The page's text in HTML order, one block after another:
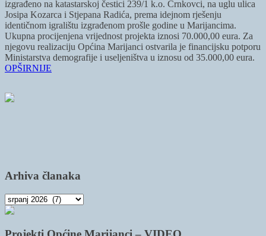
izgrađeno na katastarskoj čestici 239/1 k.o. Črnkovci, na uglu ulica
Josipa Kozarca i Stjepana Radića, prema idejnom rješenju
identičnom igralištu izgrađenom prošle godine u Marijancima.
Ukupna procijenjena vrijednost projekta iznosi 70.000,00 eura. Za
njegovu realizaciju Općina Marijanci ostvarila je financijsku potporu
Ministarstva demografije i useljeništva u iznosu od 35.000,00 eura.
OPŠIRNIJE
Arhiva članaka
Arhiva
članaka